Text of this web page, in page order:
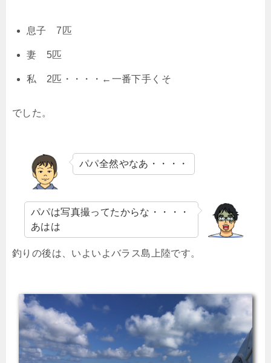
息子 7匹
妻 5匹
私 2匹・・・・←一番下手くそ
でした。
パパ全然やなあ・・・・
パパは写真撮ってたからな・・・・
あはは
釣りの後は、いよいよバラス島上陸です。